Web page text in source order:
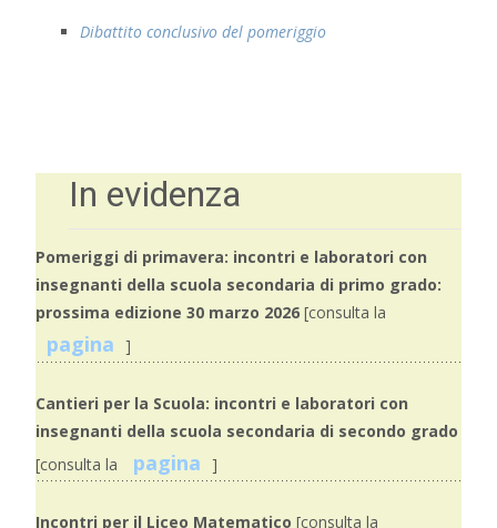
Dibattito conclusivo del pomeriggio
In evidenza
Pomeriggi di primavera: incontri e laboratori con
insegnanti della scuola secondaria di primo grado:
prossima edizione 30 marzo 2026 [consulta la
pagina ]
Cantieri per la Scuola: incontri e laboratori con
insegnanti della scuola secondaria di secondo grado
[consulta la
pagina ]
Incontri per il Liceo Matematico [consulta la